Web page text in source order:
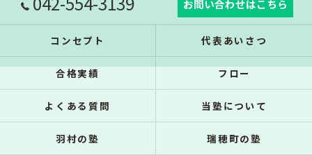
お問い合わせはこちら
コンセプト 代表あいさつ
合格実績 フロー
よくある質問 当塾について
羽村の塾 瑞穂町の塾